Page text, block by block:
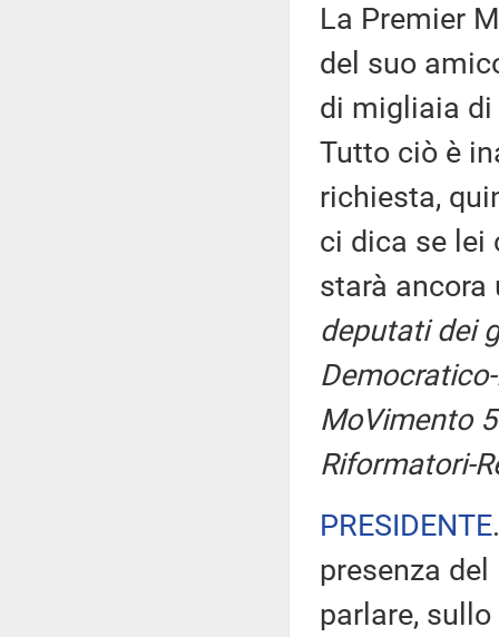
La Premier
del suo
di migliaia di
Tutto ciò è
richiesta,
ci dica se lei
starà
deputati dei
MoVimento
Riformatori-
PRESIDENTE
presenza
parlare,